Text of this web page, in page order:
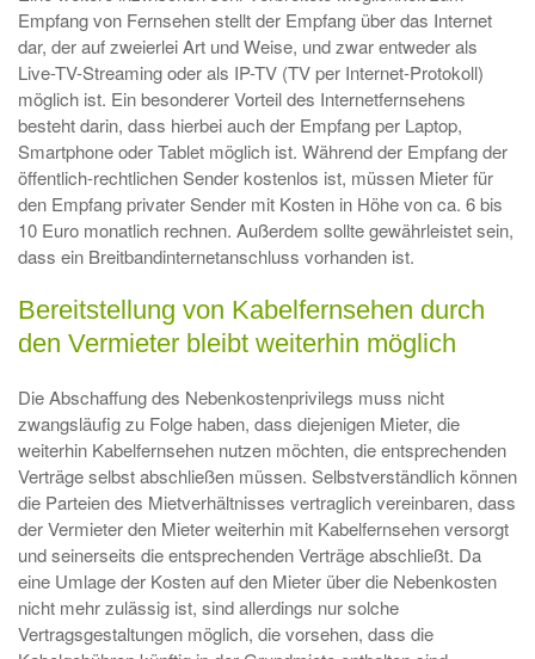
Empfang von Fernsehen stellt der Empfang über das Internet
dar, der auf zweierlei Art und Weise, und zwar entweder als
Live-TV-Streaming oder als IP-TV (TV per Internet-Protokoll)
möglich ist. Ein besonderer Vorteil des Internetfernsehens
besteht darin, dass hierbei auch der Empfang per Laptop,
Smartphone oder Tablet möglich ist. Während der Empfang der
öffentlich-rechtlichen Sender kostenlos ist, müssen Mieter für
den Empfang privater Sender mit Kosten in Höhe von ca. 6 bis
10 Euro monatlich rechnen. Außerdem sollte gewährleistet sein,
dass ein Breitbandinternetanschluss vorhanden ist.
Bereitstellung von Kabelfernsehen durch
den Vermieter bleibt weiterhin möglich
Die Abschaffung des Nebenkostenprivilegs muss nicht
zwangsläufig zu Folge haben, dass diejenigen Mieter, die
weiterhin Kabelfernsehen nutzen möchten, die entsprechenden
Verträge selbst abschließen müssen. Selbstverständlich können
die Parteien des Mietverhältnisses vertraglich vereinbaren, dass
der Vermieter den Mieter weiterhin mit Kabelfernsehen versorgt
und seinerseits die entsprechenden Verträge abschließt. Da
eine Umlage der Kosten auf den Mieter über die Nebenkosten
nicht mehr zulässig ist, sind allerdings nur solche
Vertragsgestaltungen möglich, die vorsehen, dass die